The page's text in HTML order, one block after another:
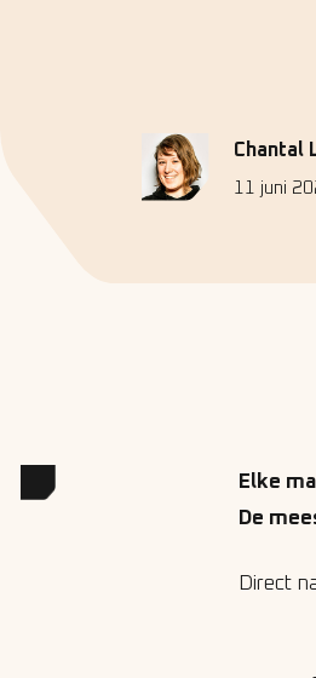
Chantal
11 juni
Elke
De
Direct